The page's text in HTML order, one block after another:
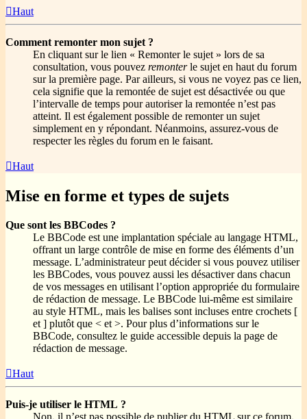
Haut
Comment remonter mon sujet ?
En cliquant sur le lien « Remonter le sujet » lors de sa
consultation, vous pouvez remonterle sujet en haut du forum
sur la première page. Par ailleurs, si vous ne voyez pas ce lien,
cela signifie que la remontée de sujet est désactivée ou que
l’intervalle de temps pour autoriser la remontée n’est pas
atteint. Il est également possible de remonter un sujet
simplement en y répondant. Néanmoins, assurez-vous de
respecter les règles du forum en le faisant.
Haut
Mise en forme et types de sujets
Que sont les BBCodes ?
Le BBCode est une implantation spéciale au langage HTML,
offrant un large contrôle de mise en forme des éléments d’un
message. L’administrateur peut décider si vous pouvez utiliser
les BBCodes, vous pouvez aussi les désactiver dans chacun
de vos messages en utilisant l’option appropriée du formulaire
de rédaction de message. Le BBCode lui-même est similaire
au style HTML, mais les balises sont incluses entre crochets [
et ] plutôt que < et >. Pour plus d’informations sur le
BBCode, consultez le guide accessible depuis la page de
rédaction de message.
Haut
Puis-je utiliser le HTML ?
Non, il n’est pas possible de publier du HTML sur ce forum.